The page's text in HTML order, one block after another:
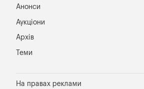
Анонси
Аукціони
Архів
Теми
На правах реклами